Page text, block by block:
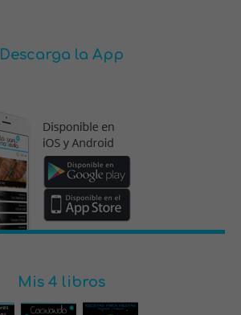
Descarga la App
Mis 4 libros